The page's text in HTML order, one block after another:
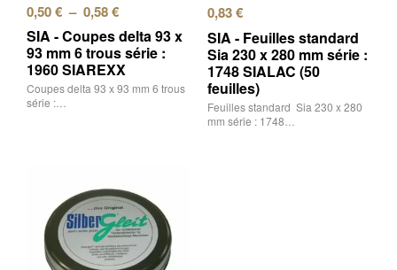
0,50€ – 0,58€
SIA - Coupes delta 93 x
93 mm 6 trous série :
1960 SIAREXX
Coupes delta 93 x 93 mm 6 trous
série :…
0,83€
SIA - Feuilles standard
Sia 230 x 280 mm série :
1748 SIALAC (50
feuilles)
Feuilles standard Sia 230 x 280
mm série : 1748…